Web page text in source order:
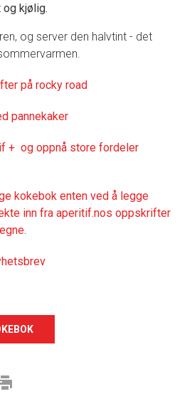
kjølig.
og server den halvtint - det
på rocky road
pannekaker
+ og oppnå store fordeler
kokebok enten ved å legge
inn fra aperitif.nos oppskrifter